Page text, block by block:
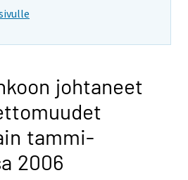
johtaneet
tammi-
2006